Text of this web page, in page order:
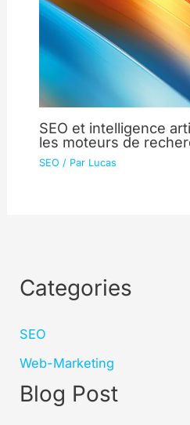
SEO et intelligence
les moteurs de
SEO / Par Lucas
Categories
SEO
Web-Marketing
Blog Post